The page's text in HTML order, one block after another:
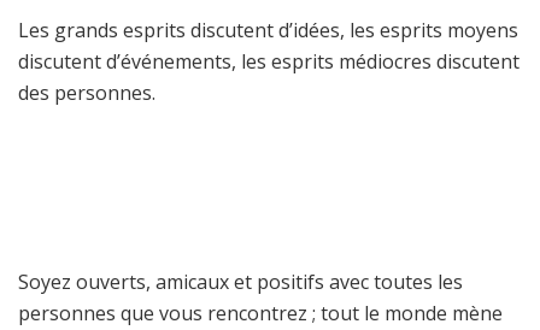
Les grands esprits discutent d’idées, les esprits moyens
discutent d’événements, les esprits médiocres discutent
des personnes.
Soyez ouverts, amicaux et positifs avec toutes les
personnes que vous rencontrez ; tout le monde mène